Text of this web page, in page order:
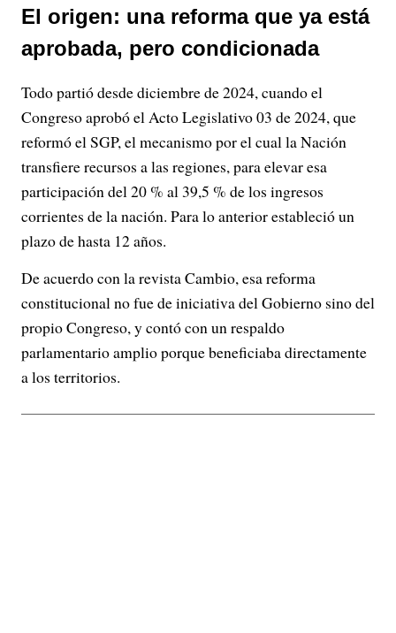
El origen: una reforma que ya está
aprobada, pero condicionada
Todo partió desde diciembre de 2024, cuando el
Congreso aprobó el Acto Legislativo 03 de 2024, que
reformó el SGP, el mecanismo por el cual la Nación
transfiere recursos a las regiones, para elevar esa
participación del 20 % al 39,5 % de los ingresos
corrientes de la nación. Para lo anterior estableció un
plazo de hasta 12 años.
De acuerdo con la revista Cambio, esa reforma
constitucional no fue de iniciativa del Gobierno sino del
propio Congreso, y contó con un respaldo
parlamentario amplio porque beneficiaba directamente
a los territorios.